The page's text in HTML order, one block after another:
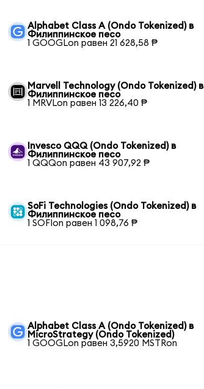
Alphabet Class A (Ondo Tokenized) в
Филиппинское песо
1 GOOGLon равен 21 628,58 ₱
Marvell Technology (Ondo Tokenized) в
Филиппинское песо
1 MRVLon равен 13 226,40 ₱
Invesco QQQ (Ondo Tokenized) в
Филиппинское песо
1 QQQon равен 43 907,92 ₱
SoFi Technologies (Ondo Tokenized) в
Филиппинское песо
1 SOFIon равен 1 098,76 ₱
Alphabet Class A (Ondo Tokenized) в
MicroStrategy (Ondo Tokenized)
1 GOOGLon равен 3,5920 MSTRon